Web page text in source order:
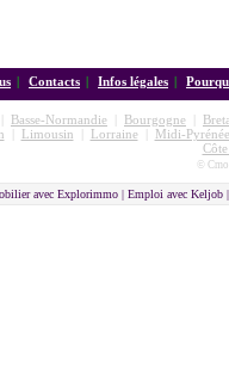
| Contacts | Infos légales |
Basse-Normandie Bourgogne
Limousin Lorraine|
Midi-
©
avec Explorimmo | Emploi avec Keljob